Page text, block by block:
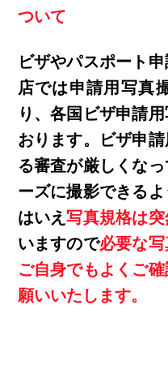
ついて
ビザやパスポート
店では申請用写真
り、各国ビザ申請
おります。ビザ申
る審査が厳しくな
ーズに撮影できる
はいえ写真規格は
いますので必要な
ご自身でもよくご
願いいたします。